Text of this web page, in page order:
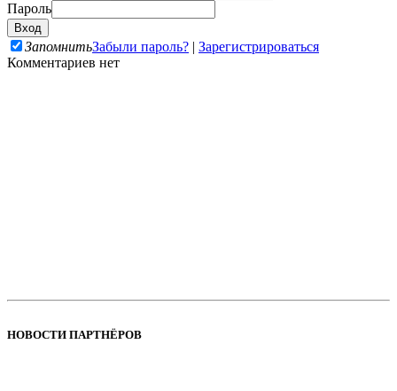
Пароль
ЗапомнитьЗабыли пароль? | Зарегистрироваться
Комментариев нет
НОВОСТИ ПАРТНЁРОВ